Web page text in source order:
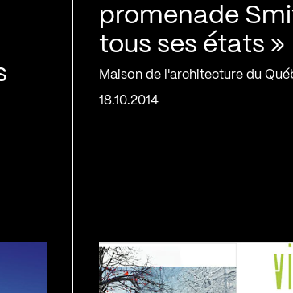
promenade
tous ses états »
Maison de l'architecture du
18.10.2014